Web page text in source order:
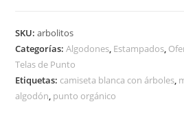
SKU:arbolitos
Categorías:Algodones, Estampados,
Telas de Punto
Etiquetas: camiseta blanca con árboles,
algodón, punto orgánico